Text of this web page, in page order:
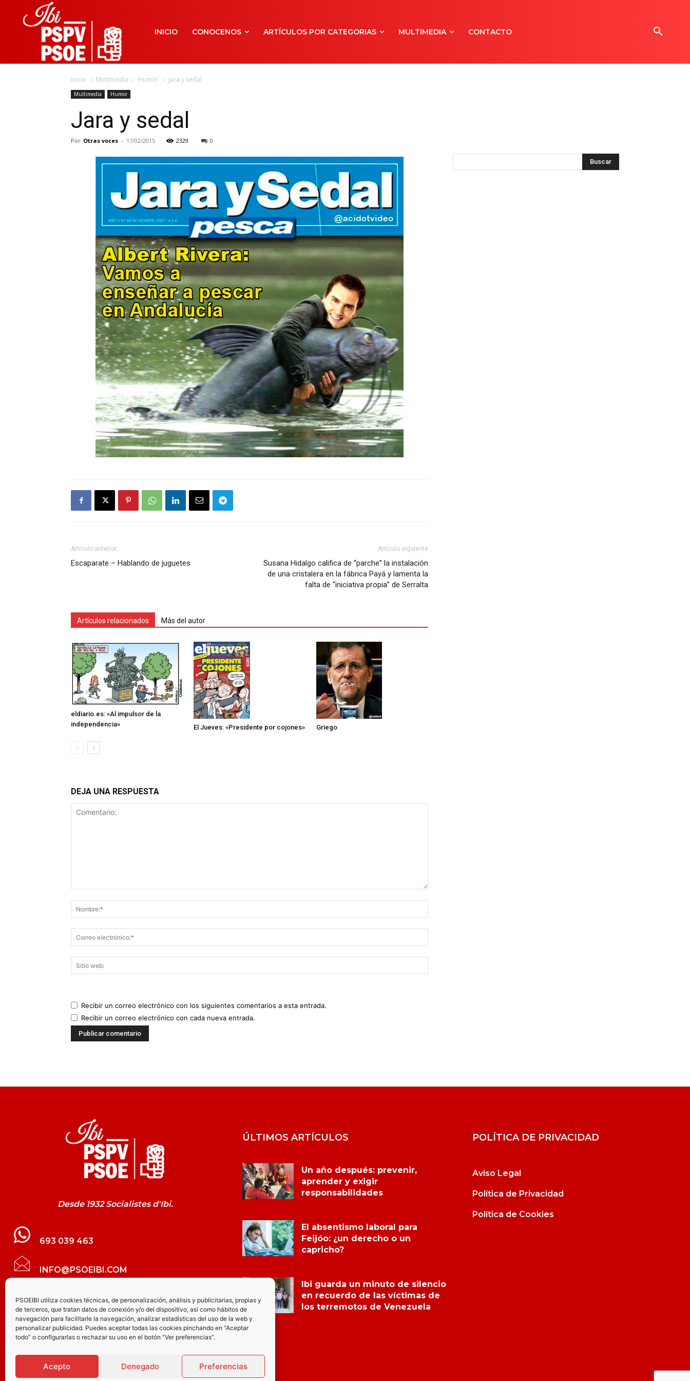
PSOEIBI utiliza cookies técnicas, de personalización, análisis y publicitarias, propias y
de terceros, que tratan datos de conexión y/o del dispositivo, así como hábitos de
navegación para facilitarle la navegación, analizar estadísticas del uso de la web y
personalizar publicidad. Puedes aceptar todas las cookies pinchando en “Aceptar
todo” o configurarlas o rechazar su uso en el botón “Ver preferencias”.
Acepto Denegado Preferencias
INICIO CONOCENOS ARTÍCULOS POR CATEGORIAS MULTIMEDIA CONTACTO
Inicio Multimedia Humor Jara y sedal
Multimedia Humor
Jara y sedal
Por Otras voces - 17/02/2015 2329 0
Artículo anterior
Escaparate – Hablando de juguetes
Artículo siguiente
Susana Hidalgo califica de “parche” la instalación
de una cristalera en la fábrica Payá y lamenta la
falta de “iniciativa propia” de Serralta
Artículos relacionados Más del autor
eldiario.es: «Al impulsor de la
independencia»
El Jueves: «Presidente por cojones» Griego
DEJA UNA RESPUESTA
Recibir un correo electrónico con los siguientes comentarios a esta entrada.
Recibir un correo electrónico con cada nueva entrada.
Desde 1932 Socialistes d'Ibi.
693 039 463
INFO@PSOEIBI.COM
GRUPO MUNICIPAL SOCIALISTA DE IBI C/
LES ERES, 48 – 3º - DESPACHO PSOE
PARTIDO SOCIALISTA DE IBI AV.
JOAQUÍN VILANOVA, 8 - BAJO
ÚLTIMOS ARTÍCULOS
Un año después: prevenir,
aprender y exigir
responsabilidades
El absentismo laboral para
Feijóo: ¿un derecho o un
capricho?
Ibi guarda un minuto de silencio
en recuerdo de las víctimas de
los terremotos de Venezuela
POLÍTICA DE PRIVACIDAD
Aviso Legal
Política de Privacidad
Política de Cookies